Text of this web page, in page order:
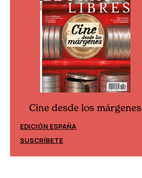
Cine desde los márgenes
EDICIÓN ESPAÑA
SUSCRÍBETE